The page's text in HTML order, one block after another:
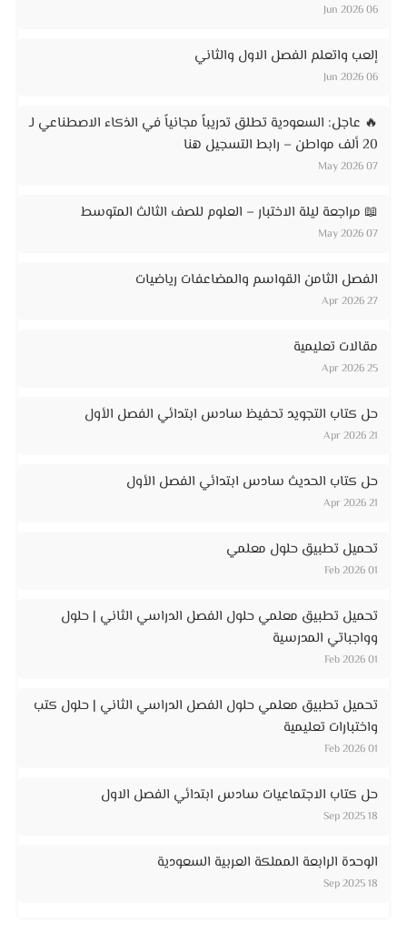
06 Jun 2026
إلعب واتعلم الفصل الاول والثاني
06 Jun 2026
🔥 عاجل: السعودية تطلق تدريباً مجانياً في الذكاء الاصطناعي لـ
20 ألف مواطن – رابط التسجيل هنا
07 May 2026
📖 مراجعة ليلة الاختبار – العلوم للصف الثالث المتوسط
07 May 2026
الفصل الثامن القواسم والمضاعفات رياضيات
27 Apr 2026
مقالات تعليمية
25 Apr 2026
حل كتاب التجويد تحفيظ سادس ابتدائي الفصل الأول
21 Apr 2026
حل كتاب الحديث سادس ابتدائي الفصل الأول
21 Apr 2026
تحميل تطبيق حلول معلمي
01 Feb 2026
تحميل تطبيق معلمي حلول الفصل الدراسي الثاني | حلول
وواجباتي المدرسية
01 Feb 2026
تحميل تطبيق معلمي حلول الفصل الدراسي الثاني | حلول كتب
واختبارات تعليمية
01 Feb 2026
حل كتاب الاجتماعيات سادس ابتدائي الفصل الاول
18 Sep 2025
الوحدة الرابعة المملكة العربية السعودية
18 Sep 2025